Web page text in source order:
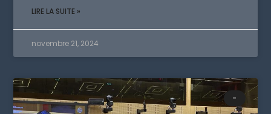
LIRE LA SUITE »
novembre 21, 2024
-